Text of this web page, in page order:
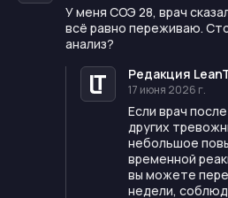
У меня СОЭ 28, врач
всё равно переживаю.
анализ?
Редакция
17 июня 2026 г.
Если врач
других
небольшое
временной
вы можете
недели,